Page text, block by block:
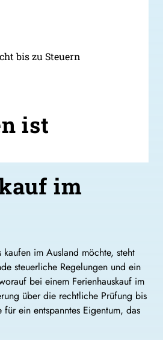
bis zu Steuern
ist
im
im Ausland möchte, steht
steuerliche Regelungen und ein
bei einem Ferienhauskauf im
über die rechtliche Prüfung bis
ein entspanntes Eigentum, das